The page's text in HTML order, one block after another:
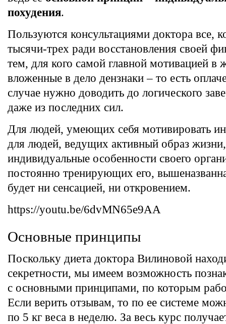
похудения.
Пользуются консультациями доктора все,
тысячи-трех ради восстановления своей
тем, для кого самой главной мотивацией в
вложенные в дело дензнаки – то есть
случае нужно доводить до логического
даже из последних сил.
Для людей, умеющих себя мотивировать
для людей, ведущих активный образ
индивидуальные особенности своего
постоянно тренирующих его,
будет ни сенсацией, ни откровением.
https://youtu.be/6dvMN65e9AA
Основные принципы
Поскольку диета доктора Вилиновой
секретности, мы имеем возможность
с основными принципами, по которым
Если верить отзывам, то по ее системе
по 5 кг веса в неделю. За весь курс